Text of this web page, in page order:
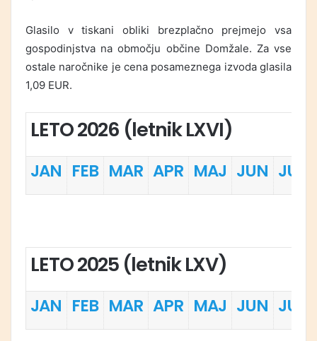
Glasilo v tiskani obliki brezplačno prejmejo vsa
gospodinjstva na območju občine Domžale. Za vse
ostale naročnike je cena posameznega izvoda glasila
1,09 EUR.
LETO 2026 (letnik LXVI)
JAN FEB MAR APR MAJ JUN JUL
LETO 2025 (letnik LXV)
JAN FEB MAR APR MAJ JUN JUL